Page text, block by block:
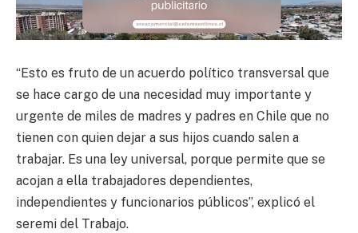
“Esto es fruto de un acuerdo político transversal que
se hace cargo de una necesidad muy importante y
urgente de miles de madres y padres en Chile que no
tienen con quien dejar a sus hijos cuando salen a
trabajar. Es una ley universal, porque permite que se
acojan a ella trabajadores dependientes,
independientes y funcionarios públicos”, explicó el
seremi del Trabajo.